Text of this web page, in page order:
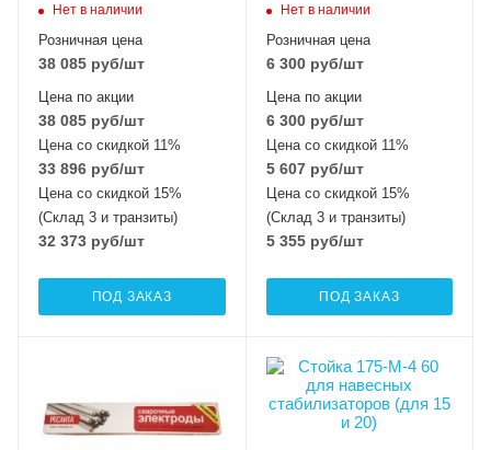
Нет в наличии
Розничная цена
38 085 руб/шт
Цена по акции
38 085 руб/шт
Цена со скидкой 11%
33 896 руб/шт
Цена со скидкой 15%
(Склад 3 и транзиты)
32 373 руб/шт
ПОД ЗАКАЗ
Нет в наличии
Розничная цена
6 300руб/шт
Цена по акции
6 300руб/шт
Цена со скидкой 11%
5 607руб/шт
Цена со скидкой 15%
(Склад 3 и транзиты)
5 355руб/шт
ПОД ЗАКАЗ